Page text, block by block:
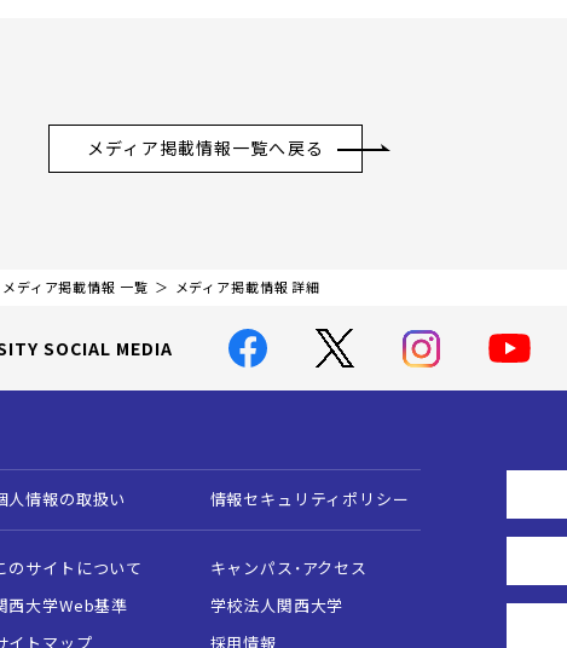
メディア掲載情報一覧へ戻る
メディア掲載情報 一覧 メディア掲載情報 詳細
SOCIAL MEDIA
人情報の取扱い 情報セキュリティポリシー
のサイトについて
キャンパス・アクセス
西大学Web基準
学校法人関西大学
イトマップ
採用情報